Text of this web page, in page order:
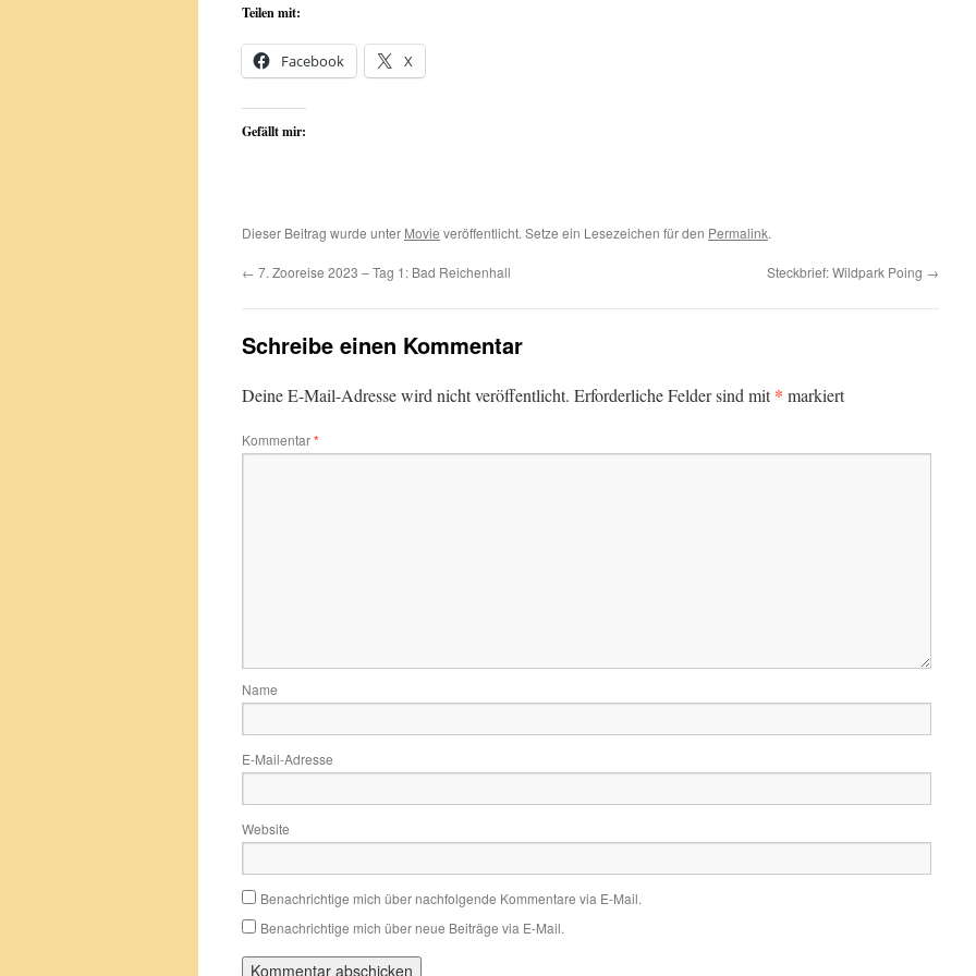
Teilen mit:
Facebook X
Gefällt mir:
Dieser Beitrag wurde unter Movie veröffentlicht. Setze ein Lesezeichen für den Permalink.
← 7. Zooreise 2023 – Tag 1: Bad Reichenhall Steckbrief: Wildpark Poing →
Schreibe einen Kommentar
Deine E-Mail-Adresse wird nicht veröffentlicht. Erforderliche Felder sind mit* markiert
Kommentar*
Name
E-Mail-Adresse
Website
Benachrichtige mich über nachfolgende Kommentare via E-Mail.
Benachrichtige mich über neue Beiträge via E-Mail.